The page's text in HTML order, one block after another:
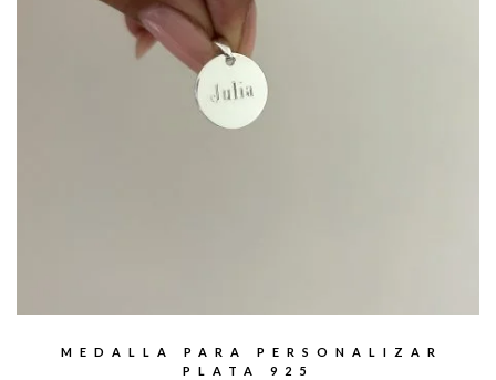
MEDALLA PARA PERSONALIZAR
PLATA 925